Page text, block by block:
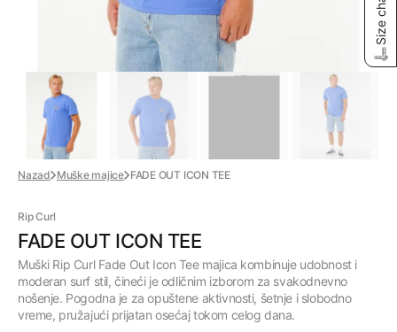
Nazad Muške majice FADE OUT ICON TEE
Rip Curl
FADE OUT ICON TEE
Muški Rip Curl Fade Out Icon Tee majica kombinuje udobnost i
moderan surf stil,čineći jeodličnim izborom za svakodnevno
nošenje. Pogodna je zaopuštene aktivnosti, šetnje i slobodno
vreme, pružajući prijatanosećajtokom celogdana.
Size chart